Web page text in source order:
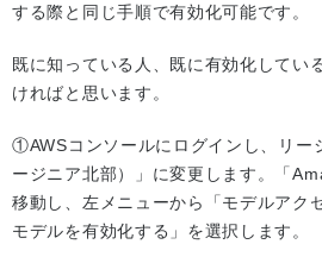
する際と同じ手順で有効化可能です。
既に知っている人、既に有効化してい
ければと思います。
①AWSコンソールにログインし、リー
ージニア北部）」に変更します。「
移動し、左メニューから「モデルアク
モデルを有効化する」を選択します。